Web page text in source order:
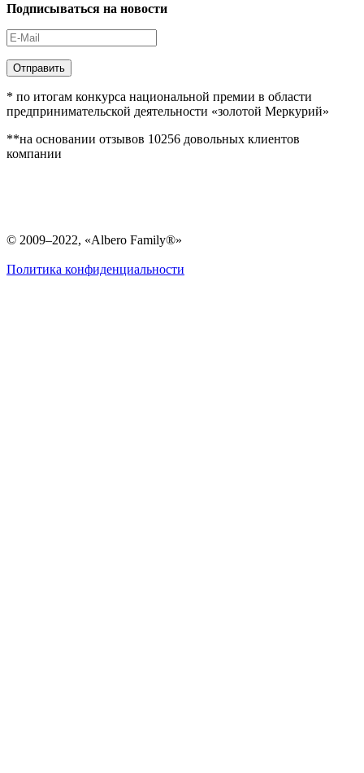
Подписываться на новости
Отправить
* по итогам конкурса национальной премии в области
предпринимательской деятельности «золотой Меркурий»
**на основании отзывов 10256 довольных клиентов
компании
© 2009–2022, «Albero Family®»
Политика конфиденциальности